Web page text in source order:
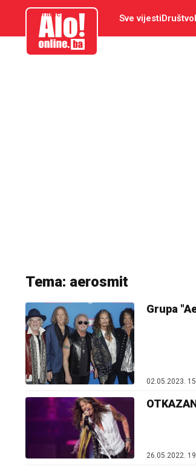
aloonline.ba Sve vijestiDruštvo
Tema: aerosmit
Grupa
02.05.2023.
26.05.2022.